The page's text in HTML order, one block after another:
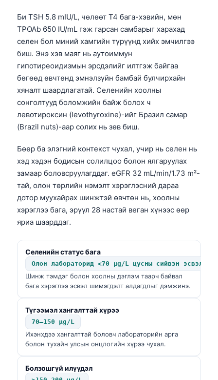
Би TSH 5.8 mIU/L, чөлөөт T4 бага-хэвийн, мөн
TPOAb 650 IU/mL гэж гарсан самбарыг харахад
селен бол миний хамгийн түрүүнд хийх эмчилгээ
биш. Энэ хэв маяг нь аутоиммун
гипотиреоидизмын эрсдэлийг илтгэж байгаа
бөгөөд өвчтөнд эмнэлзүйн бамбай булчирхайн
хяналт шаардлагатай. Селенийн хоолны
сонголтууд боломжийн байж болох ч
левотироксин (levothyroxine)-ийг Бразил самар
(Brazil nuts)-аар солих нь зөв биш.
Бөөр ба элэгний контекст чухал, учир нь селен нь
хэд хэдэн бодисын солилцоо болон ялгаруулах
замаар боловсруулагддаг. eGFR 32 mL/min/1.73 m²-
тай, олон төрлийн нэмэлт хэрэглэсний дараа
дотор муухайрах шинжтэй өвчтөн нь, хоолны
хэрэглээ бага, эрүүл 28 настай веган хүнээс өөр
яриа шаарддаг.
Селенийн статус бага
Олон лабораторид <70 µg/L цусны сийвэн эсвэл
Шинж тэмдэг болон хоолны дэглэм таарч байвал
бага хэрэглээ эсвэл шимэгдэлт алдагдлыг дэмжинэ.
Түгээмэл хангалттай хүрээ
70–150 µg/L
Ихэнхдээ хангалттай боловч лабораторийн арга
болон тухайн улсын онцлогийн хүрээ чухал.
Болзошгүй илүүдэл
Bahasa Indonesia
Հայերեն
Íslenska
Српски језик
Svenska
Bosanski
Azərbaycan dili
Eesti
Čeština
ქართული
Русский
Lietuvių kalba
Polski
Slovenščina
Magyar
Shqip
اردو
मराठी
తెలుగు